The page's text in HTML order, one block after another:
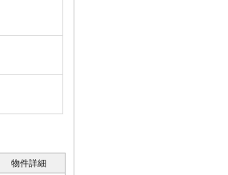
物件詳細